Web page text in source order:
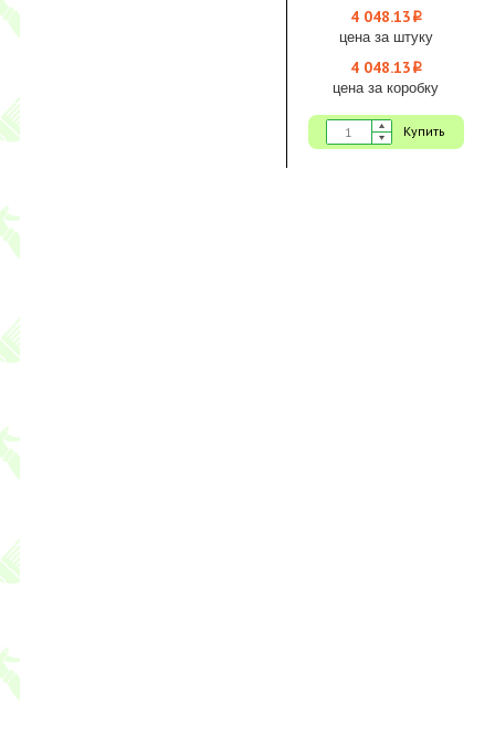
промышленности 1/1
4 048.13 i
цена за штуку
4 048.13 i
цена за коробку
Купить